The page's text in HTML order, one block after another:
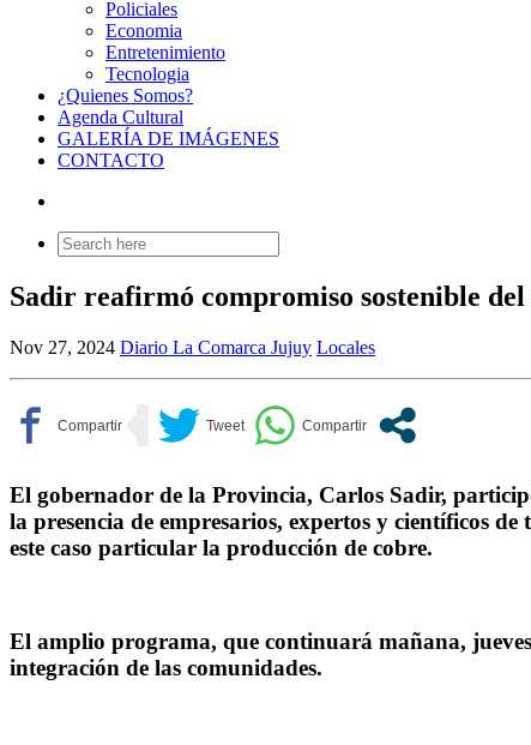
Policiales
Economia
Entretenimiento
Tecnologia
¿Quienes Somos?
Agenda Cultural
GALERÍA DE IMÁGENES
CONTACTO
Search
for:
Sadir reafirmó compromiso sostenible
Nov 27, 2024 Diario La Comarca Jujuy Locales
El gobernador de la Provincia, Carlos Sadir,
la presencia de empresarios, expertos y científicos
este caso particular la producción de cobre.
El amplio programa, que continuará mañana,
integración de las comunidades.